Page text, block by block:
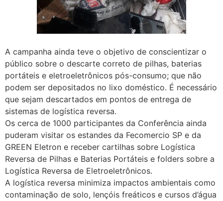
A campanha ainda teve o objetivo de conscientizar o
público sobre o descarte correto de pilhas, baterias
portáteis e eletroeletrônicos pós-consumo; que não
podem ser depositados no lixo doméstico. É necessário
que sejam descartados em pontos de entrega de
sistemas de logística reversa.
Os cerca de 1000 participantes da Conferência ainda
puderam visitar os estandes da Fecomercio SP e da
GREEN Eletron e receber cartilhas sobre Logística
Reversa de Pilhas e Baterias Portáteis e folders sobre a
Logística Reversa de Eletroeletrônicos.
A logística reversa minimiza impactos ambientais como
contaminação de solo, lençóis freáticos e cursos d’água